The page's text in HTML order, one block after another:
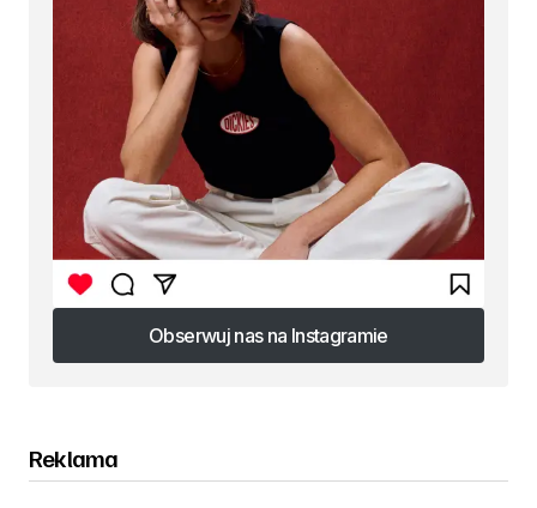
Obserwuj nas na Instagramie
Obserwuj nas na Instagramie
Reklama